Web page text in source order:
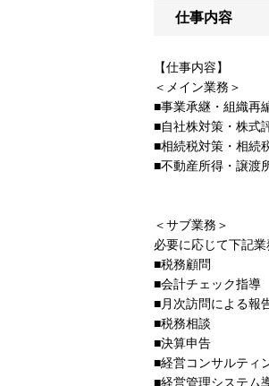
仕事内容
【仕事内容】
＜メイン業務＞
■事業承継・組織再
■自社株対策・株式
■相続税対策・相続
■不動産所得・譲渡
＜サブ業務＞
必要に応じて下記業
■税務顧問
■会計チェック指導
■月次訪問による報
■税務相談
■決算申告
■経営コンサルティ
■経営管理システム